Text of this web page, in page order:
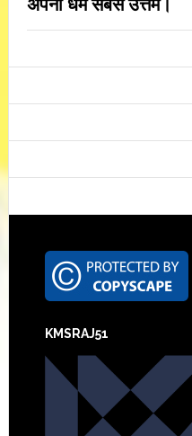
अपना धर्म सबसे उत्तम।
Footer
KMSRAJ51